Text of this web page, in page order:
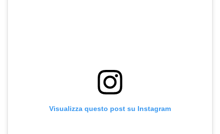
Visualizza questo post su Instagram